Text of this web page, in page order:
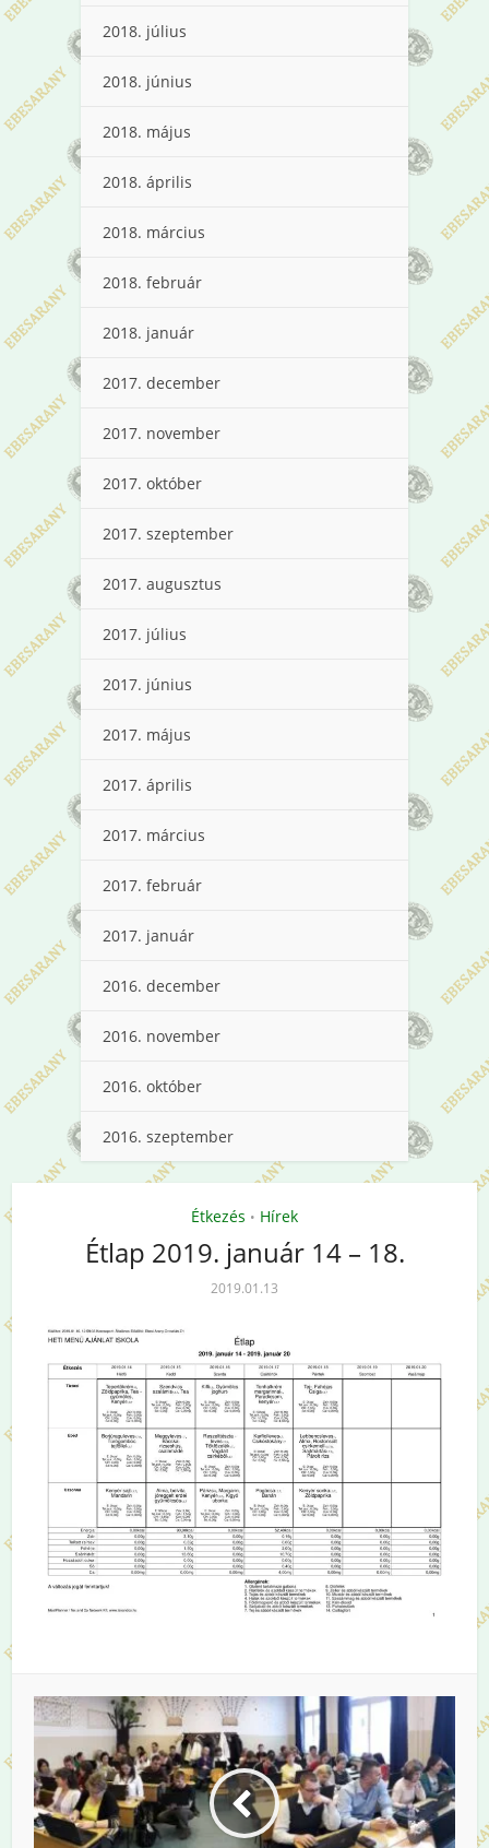
2018. július
2018. június
2018. május
2018. április
2018. március
2018. február
2018. január
2017. december
2017. november
2017. október
2017. szeptember
2017. augusztus
2017. július
2017. június
2017. május
2017. április
2017. március
2017. február
2017. január
2016. december
2016. november
2016. október
2016. szeptember
Étkezés • Hírek
Étlap 2019. január 14 – 18.
2019.01.13